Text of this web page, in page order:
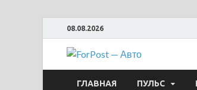
08.08.2026
ГЛАВНАЯ ПУЛЬС